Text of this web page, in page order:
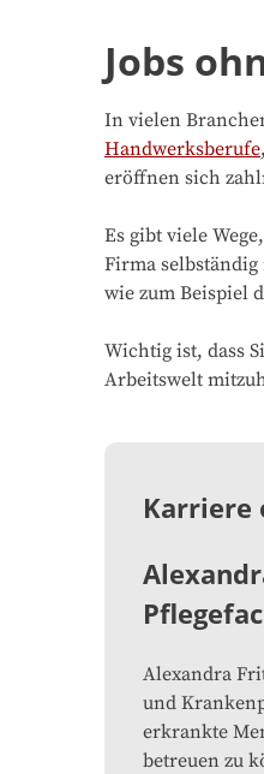
Jobs
In vielen
Handwerksberufe
eröffnen sich
Es gibt viele
Firma
wie zum Beispiel
Wichtig ist, dass
Arbeitswelt
Karriere
Alexandra
und
erkrankte
betreuen zu